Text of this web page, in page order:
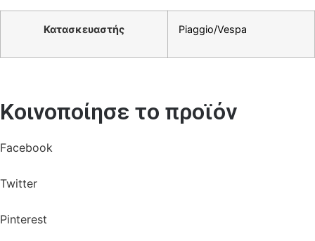
Κατασκευαστής Piaggio/Vespa
Κοινοποίησε το προϊόν
Facebook
Twitter
Pinterest